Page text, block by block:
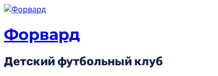
Skip
content
Форвард
Детский футбольный клуб